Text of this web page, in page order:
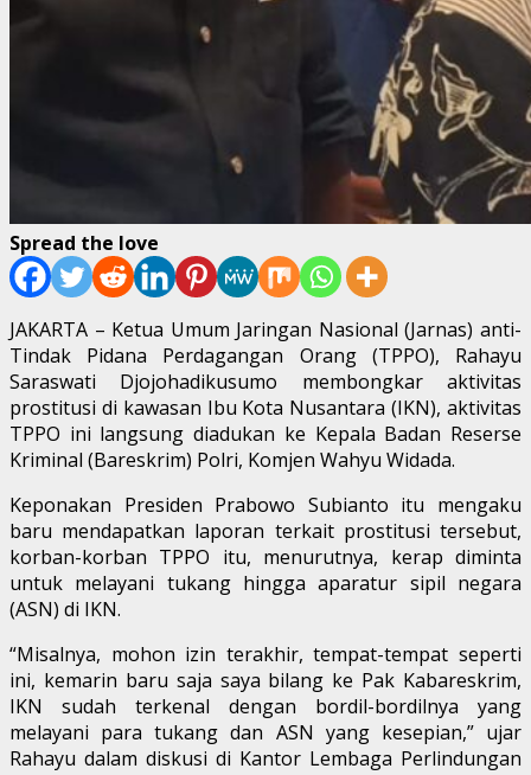
Spread the love
JAKARTA – Ketua Umum Jaringan Nasional (Jarnas) anti-
Tindak Pidana Perdagangan Orang (TPPO), Rahayu
Saraswati Djojohadikusumo membongkar aktivitas
prostitusi di kawasan Ibu Kota Nusantara (IKN), aktivitas
TPPO ini langsung diadukan ke Kepala Badan Reserse
Kriminal (Bareskrim) Polri, Komjen Wahyu Widada.
Keponakan Presiden Prabowo Subianto itu mengaku
baru mendapatkan laporan terkait prostitusi tersebut,
korban-korban TPPO itu, menurutnya, kerap diminta
untuk melayani tukang hingga aparatur sipil negara
(ASN) di IKN.
“Misalnya, mohon izin terakhir, tempat-tempat seperti
ini, kemarin baru saja saya bilang ke Pak Kabareskrim,
IKN sudah terkenal dengan bordil-bordilnya yang
melayani para tukang dan ASN yang kesepian,” ujar
Rahayu dalam diskusi di Kantor Lembaga Perlindungan